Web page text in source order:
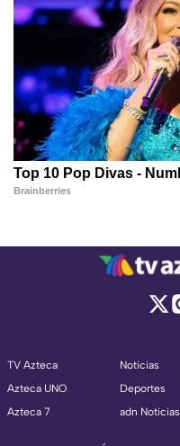
TV Azteca
Azteca UNO
Azteca 7
Noticias
Deportes
adn Noticias